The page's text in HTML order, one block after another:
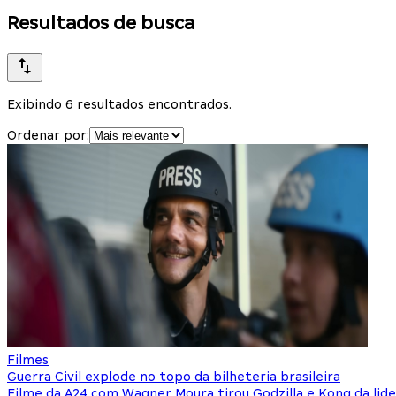
Resultados de busca
Exibindo 6 resultados encontrados.
Ordenar por:
Filmes
Guerra Civil explode no topo da bilheteria brasileira